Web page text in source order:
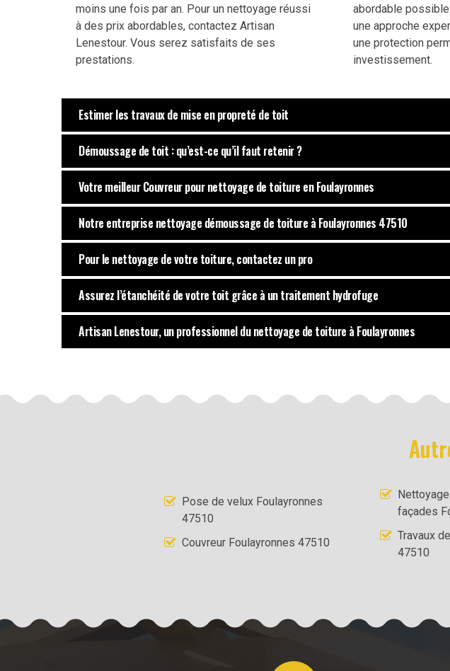
moins une fois par an. Pour un nettoyage réussi
à des prix abordables, contactez Artisan
Lenestour. Vous serez satisfaits de ses
prestations.
abordable
une approche
une protection
investissement.
Estimer les travaux de mise en propreté de toit
Démoussage de toit : qu’est-ce qu’il faut retenir ?
Votre meilleur Couvreur pour nettoyage de toiture en Foulayronnes
Notre entreprise nettoyage démoussage de toiture à Foulayronnes 47510
Pour le nettoyage de votre toiture, contactez un pro
Assurez l’étanchéité de votre toit grâce à un traitement hydrofuge
Artisan Lenestour, un professionnel du nettoyage de toiture à Foulayronnes
Pose de velux Foulayronnes
47510
Couvreur Foulayronnes 47510
façades
Travaux
47510